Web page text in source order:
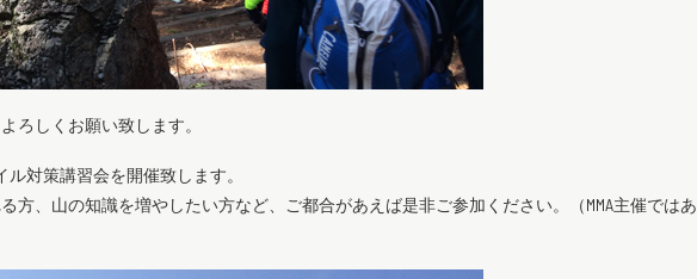
ろしくお願い致します。
対策講習会を開催致します。
方、山の知識を増やしたい方など、ご都合があえば是非ご参加ください。（MMA主催ではあ